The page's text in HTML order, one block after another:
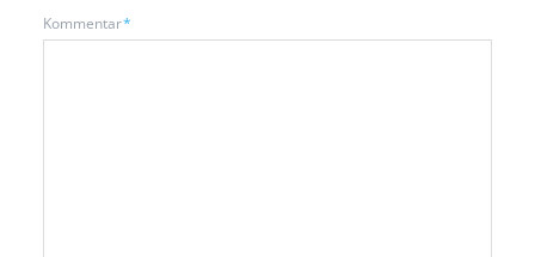
Pflichtfeld
Kommentar*